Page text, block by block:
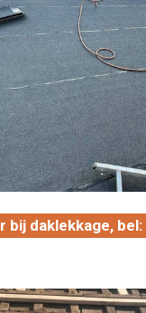
bij daklekkage, bel: